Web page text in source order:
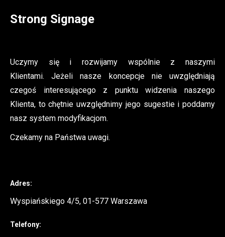
Strong Signage
Uczymy się i rozwijamy wspólnie z naszymi
Klientami. Jeżeli nasze koncepcje nie uwzględniają
czegoś interesującego z punktu widzenia naszego
Klienta, to chętnie uwzględnimy jego sugestie i poddamy
nasz system modyfikacjom.
Czekamy na Państwa uwagi.
Adres:
Wyspiańskiego 4/5, 01-577 Warszawa
Telefony: